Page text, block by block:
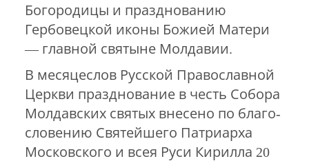
Богородицы и празднованию
Гербовецкой иконы Божией Матери
— главной святыне Молдавии.
В ме­ся­це­слов Рус­ской Пра­во­слав­ной
Церк­ви празднование в честь Собора
Молдавских святых вне­се­но по бла­го­
сло­ве­нию Свя­тей­ше­го Пат­ри­ар­ха
Московского и всея Руси Ки­рил­ла 20